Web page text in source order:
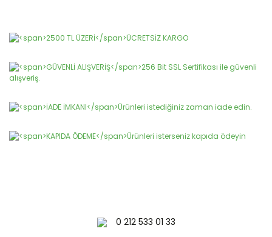
0 212 533 01 33